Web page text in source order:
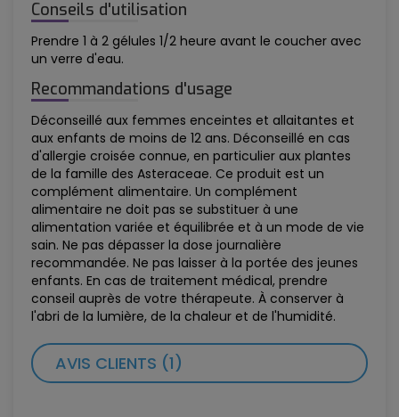
Conseils d'utilisation
Prendre 1 à 2 gélules 1/2 heure avant le coucher avec
un verre d'eau.
Recommandations d'usage
Déconseillé aux femmes enceintes et allaitantes et
aux enfants de moins de 12 ans. Déconseillé en cas
d'allergie croisée connue, en particulier aux plantes
de la famille des Asteraceae. Ce produit est un
complément alimentaire. Un complément
alimentaire ne doit pas se substituer à une
alimentation variée et équilibrée et à un mode de vie
sain. Ne pas dépasser la dose journalière
recommandée. Ne pas laisser à la portée des jeunes
enfants. En cas de traitement médical, prendre
conseil auprès de votre thérapeute. À conserver à
l'abri de la lumière, de la chaleur et de l'humidité.
AVIS CLIENTS (1)